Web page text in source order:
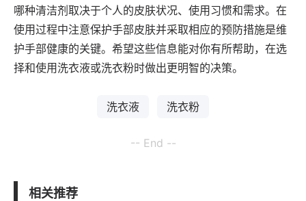
哪种清洁剂取决于个人的皮肤状况、使用习惯和需求。在
使用过程中注意保护手部皮肤并采取相应的预防措施是维
护手部健康的关键。希望这些信息能对你有所帮助，在选
择和使用洗衣液或洗衣粉时做出更明智的决策。
洗衣液 洗衣粉
-- End --
相关推荐